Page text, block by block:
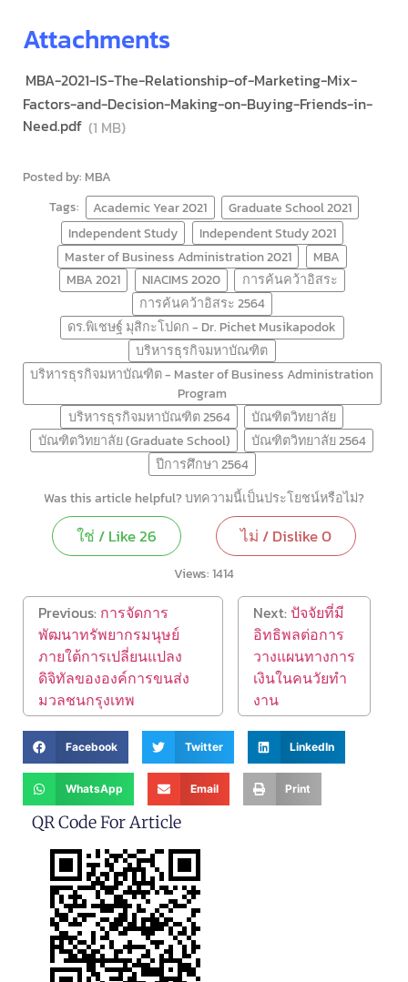
Attachments
MBA-2021-IS-The-Relationship-of-Marketing-Mix-
Factors-and-Decision-Making-on-Buying-Friends-in-
Need.pdf (1 MB)
Posted by: MBA
Tags:
Academic Year 2021
Graduate School 2021
Independent Study
Independent Study 2021
Master of Business Administration 2021
MBA
MBA 2021
NIACIMS 2020
การค้นคว้าอิสระ
การค้นคว้าอิสระ 2564
ดร.พิเชษฐ์ มุสิกะโปดก - Dr. Pichet Musikapodok
บริหารธุรกิจมหาบัณฑิต
บริหารธุรกิจมหาบัณฑิต - Master of Business Administration
Program
บริหารธุรกิจมหาบัณฑิต 2564
บัณฑิตวิทยาลัย
บัณฑิตวิทยาลัย (Graduate School)
บัณฑิตวิทยาลัย 2564
ปีการศึกษา 2564
Was this article helpful? บทความนี้เป็นประโยชน์หรือไม่?
ใช่ / Like26 ไม่ / Dislike0
Views:1414
Previous: การจัดการ
พัฒนาทรัพยากรมนุษย์
ภายใต้การเปลี่ยนแปลง
ดิจิทัลขององค์การขนส่ง
มวลชนกรุงเทพ
Next: ปัจจัยที่มี
อิทธิพลต่อการ
วางแผนทางการ
เงินในคนวัยทํา
งาน
Facebook Twitter LinkedIn
WhatsApp Email Print
QR Code For Article